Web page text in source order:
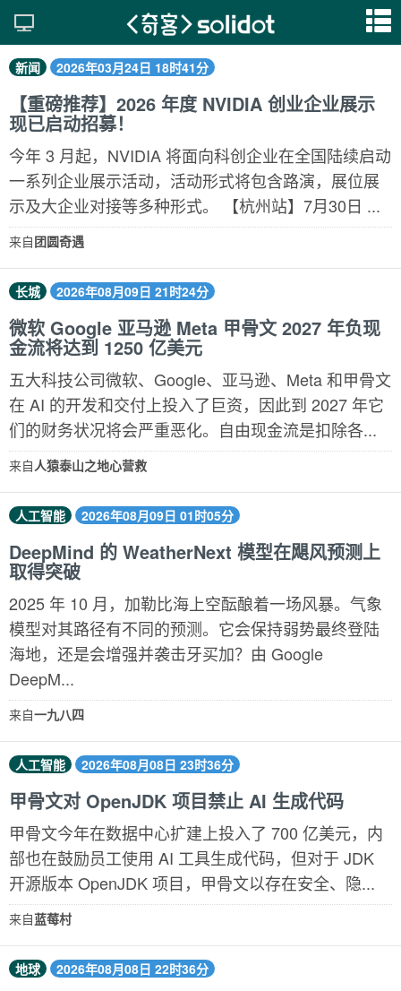
新闻 2026年03月24日 18时41分
【重磅推荐】2026 年度 NVIDIA 创业企业展示
现已启动招募！
今年 3 月起，NVIDIA 将面向科创企业在全国陆续启动
一系列企业展示活动，活动形式将包含路演，展位展
示及大企业对接等多种形式。 【杭州站】7月30日 ...
来自团圆奇遇
长城 2026年08月09日 21时24分
微软 Google 亚马逊 Meta 甲骨文 2027 年负现
金流将达到 1250 亿美元
五大科技公司微软、Google、亚马逊、Meta 和甲骨文
在 AI 的开发和交付上投入了巨资，因此到 2027 年它
们的财务状况将会严重恶化。自由现金流是扣除各...
来自人猿泰山之地心营救
人工智能 2026年08月09日 01时05分
DeepMind 的 WeatherNext 模型在飓风预测上
取得突破
2025 年 10 月，加勒比海上空酝酿着一场风暴。气象
模型对其路径有不同的预测。它会保持弱势最终登陆
海地，还是会增强并袭击牙买加？由 Google
DeepM...
来自一九八四
人工智能 2026年08月08日 23时36分
甲骨文对 OpenJDK 项目禁止 AI 生成代码
甲骨文今年在数据中心扩建上投入了 700 亿美元，内
部也在鼓励员工使用 AI 工具生成代码，但对于 JDK
开源版本 OpenJDK 项目，甲骨文以存在安全、隐...
来自蓝莓村
地球 2026年08月08日 22时36分